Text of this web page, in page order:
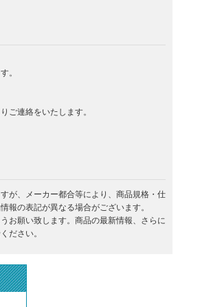
。
ご連絡をいたします。
が、メーカー都合等により、商品規格・仕
報の表記が異なる場合がございます。
お願い致します。商品の最新情報、さらに
ださい。